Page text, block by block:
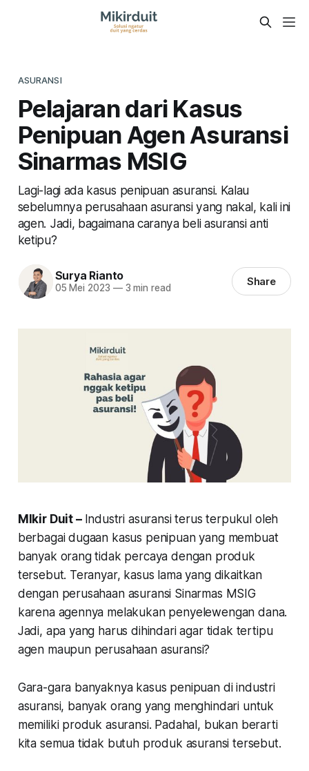
ASURANSI
Pelajaran dari Kasus
Penipuan Agen Asuransi
Sinarmas MSIG
Lagi-lagi ada kasus penipuan asuransi. Kalau
sebelumnya perusahaan asuransi yang nakal, kali ini
agen. Jadi, bagaimana caranya beli asuransi anti
ketipu?
Surya Rianto
05 Mei 2023 —3 min read Share
MIkir Duit – Industri asuransi terus terpukul oleh
berbagai dugaan kasus penipuan yang membuat
banyak orang tidak percaya dengan produk
tersebut. Teranyar, kasus lama yang dikaitkan
dengan perusahaan asuransi Sinarmas MSIG
karena agennya melakukan penyelewengan dana.
Jadi, apa yang harus dihindari agar tidak tertipu
agen maupun perusahaan asuransi?
Gara-gara banyaknya kasus penipuan di industri
asuransi, banyak orang yang menghindari untuk
memiliki produk asuransi. Padahal, bukan berarti
kita semua tidak butuh produk asuransi tersebut.